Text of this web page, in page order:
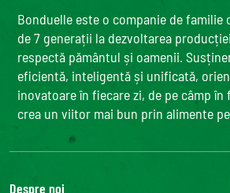
Bonduelle este o companie de familie
de 7 generații la dezvoltarea
respectă pământul și oamenii.
eficientă, inteligentă și unificată,
inovatoare în fiecare zi, de pe câmp
crea un viitor mai bun prin alimente
Despre noi